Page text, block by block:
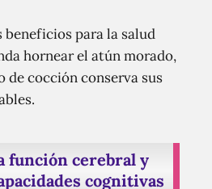
beneficios para la salud
hornear el atún morado,
de cocción conserva sus
función cerebral y
cognitivas